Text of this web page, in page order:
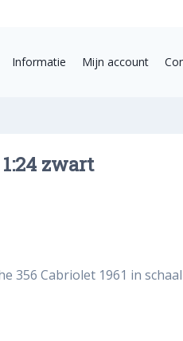
Informatie Mijn account
zwart
356 Cabriolet 1961 in